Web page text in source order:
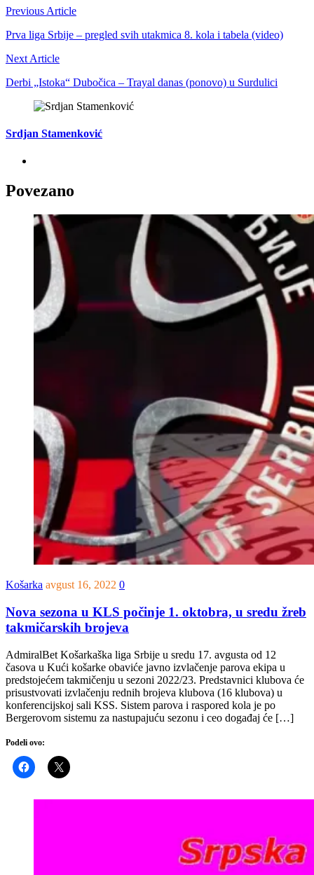
Previous Article
Prva liga Srbije – pregled svih utakmica 8. kola i tabela (video)
Next Article
Derbi „Istoka“ Dubočica – Trayal danas (ponovo) u Surdulici
Srdjan Stamenković
Povezano
Košarka avgust 16, 2022 0
Nova sezona u KLS počinje 1. oktobra, u sredu žreb
takmičarskih brojeva
AdmiralBet Košarkaška liga Srbije u sredu 17. avgusta od 12
časova u Kući košarke obaviće javno izvlačenje parova ekipa u
predstojećem takmičenju u sezoni 2022/23. Predstavnici klubova će
prisustvovati izvlačenju rednih brojeva klubova (16 klubova) u
konferencijskoj sali KSS. Sistem parova i raspored kola je po
Bergerovom sistemu za nastupajuću sezonu i ceo događaj će […]
Podeli ovo: